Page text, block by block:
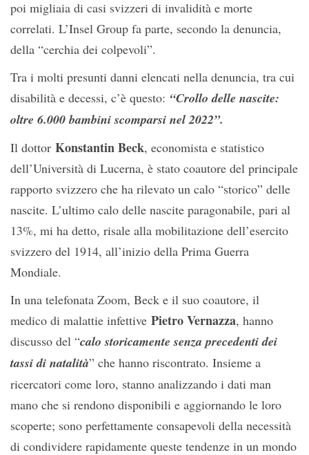
poi migliaia di casi svizzeri di invalidità e morte
correlati. L’Insel Group fa parte, secondo la denuncia,
della “cerchia dei colpevoli”.
Tra i molti presunti danni elencati nella denuncia, tra cui
disabilità e decessi, c’è questo: “Crollo delle nascite:
oltre 6.000 bambini scomparsi nel 2022”.
Il dottor Konstantin Beck, economista e statistico
dell’Università di Lucerna, è stato coautore del principale
rapporto svizzero che ha rilevato un calo “storico” delle
nascite. L’ultimo calo delle nascite paragonabile, pari al
13%, mi ha detto, risale alla mobilitazione dell’esercito
svizzero del 1914, all’inizio della Prima Guerra
Mondiale.
In una telefonata Zoom, Beck e il suo coautore, il
medico di malattie infettive Pietro Vernazza, hanno
discusso del “calo storicamente senza precedenti dei
tassi di natalità” che hanno riscontrato. Insieme a
ricercatori come loro, stanno analizzando i dati man
mano che si rendono disponibili e aggiornando le loro
scoperte; sono perfettamente consapevoli della necessità
di condividere rapidamente queste tendenze in un mondo